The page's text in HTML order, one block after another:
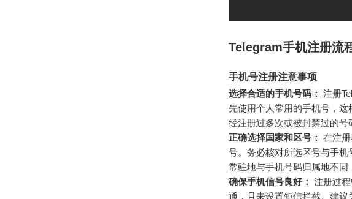
Telegram手机注册流
手机号注册注意事项
选择合适的手机号码： 注册
先使用个人常用的手机号，
经注册过多次或被封禁过的号
正确选择国家和区号： 在注
号。务必核对所选区号与手
常驻地与手机号码归属地不同
确保手机信号良好： 注册过
通，且未设置短信拦截。建